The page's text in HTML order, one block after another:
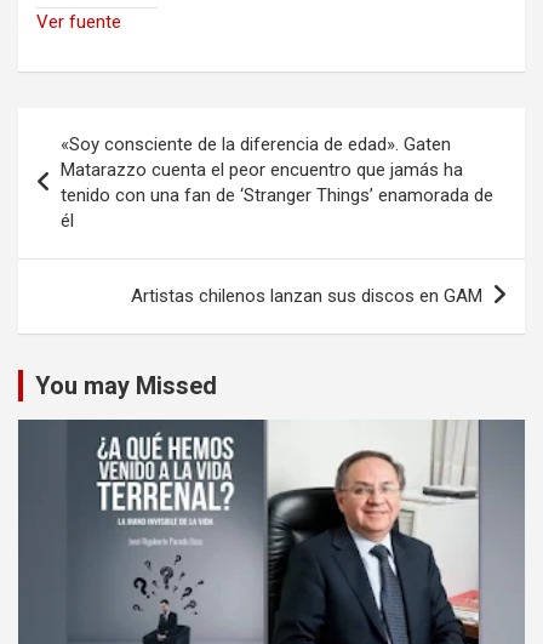
Ver fuente
de
entradas
«Soy consciente de la diferencia de edad». Gaten
Matarazzo cuenta el peor encuentro que jamás ha
tenido con una fan de ‘Stranger Things’ enamorada de
él
Artistas chilenos lanzan sus discos en GAM
You may Missed